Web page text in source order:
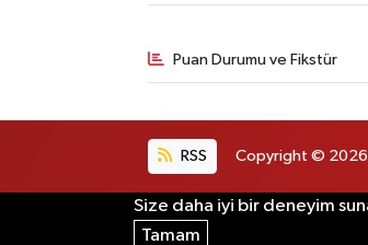
Puan Durumu ve Fikstür
RSS Copyright © 2026.
Size daha iyi bir deneyim
Tamam